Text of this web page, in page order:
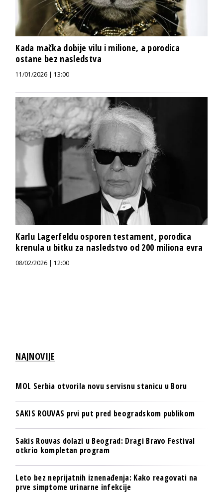
Kada mačka dobije vilu i milione, a porodica
ostane bez nasledstva
11/01/2026 | 13:00
Karlu Lagerfeldu osporen testament, porodica
krenula u bitku za nasledstvo od 200 miliona evra
08/02/2026 | 12:00
NAJNOVIJE
MOL Serbia otvorila novu servisnu stanicu u Boru
SAKIS ROUVAS prvi put pred beogradskom publikom
Sakis Rouvas dolazi u Beograd: Dragi Bravo Festival
otkrio kompletan program
Leto bez neprijatnih iznenađenja: Kako reagovati na
prve simptome urinarne infekcije